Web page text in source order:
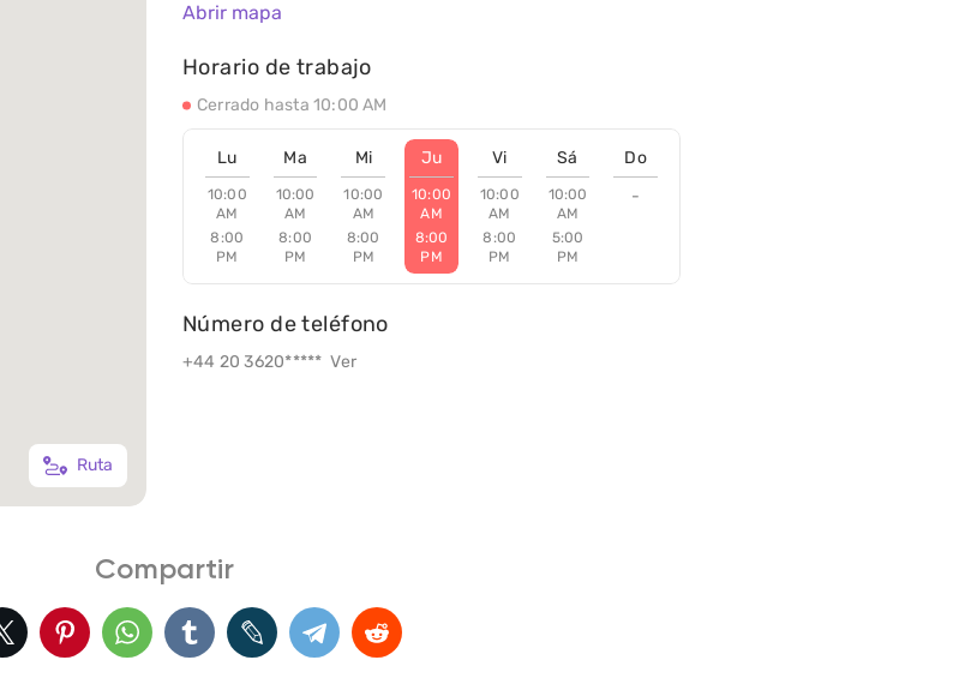
Ruta
Abrir mapa
Horario de trabajo
Cerrado hasta 10:00 AM
Lu
10:00
AM
8:00
PM
Ma
10:00
AM
8:00
PM
Mi
10:00
AM
8:00
PM
Ju
10:00
AM
8:00
PM
Vi
10:00
AM
8:00
PM
Sá
10:00
AM
5:00
PM
Do
-
Número de teléfono
+44 20 3620***** Ver
Compartir